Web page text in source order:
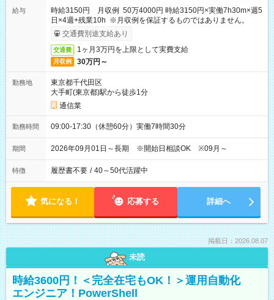
給与
時給3150円 月収例 50万4000円 時給3150円×実働7h30m×週5
日×4週+残業10h ※月収例を保証するものではありません。
交通費別途支給あり
交通費 1ヶ月3万円を上限として実費支給
月収例 30万円～
勤務地
東京都千代田区
大手町(東京都)駅から徒歩1分
通信業
勤務時間 09:00-17:30（休憩60分）実働7時間30分
期間 2026年09月01日～長期 ※開始日相談OK ※09月～
特徴 履歴書不要 / 40～50代活躍中
気になる！ 応募する 詳細へ
掲載日：2026.08.07
未読
時給3600円！＜完全在宅もOK！＞運用自動化
エンジニア！PowerShell